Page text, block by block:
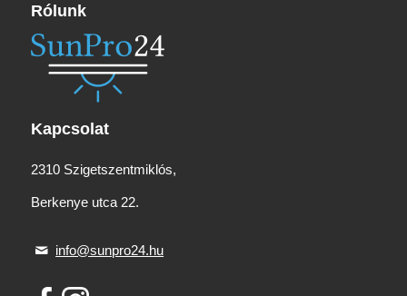
Rólunk
Kapcsolat
2310 Szigetszentmiklós,
Berkenye utca 22.
info@sunpro24.hu